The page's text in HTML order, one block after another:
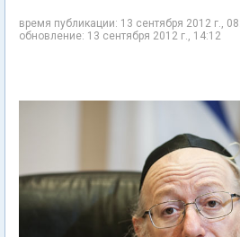
время публикации: 13 сентября 2012 г.,
обновление: 13 сентября 2012 г., 14:12